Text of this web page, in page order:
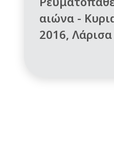
αιώνα -
2016, Λάρισα